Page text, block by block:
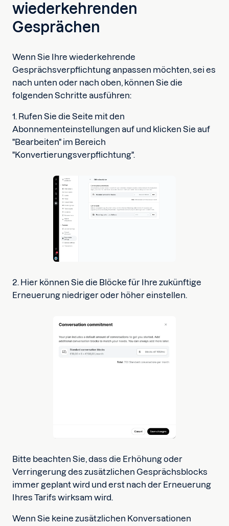
wiederkehrenden
Gesprächen
Wenn Sie Ihre wiederkehrende
Gesprächsverpflichtung anpassen möchten, sei es
nach unten oder nach oben, können Sie die
folgenden Schritte ausführen:
1. Rufen Sie die Seite mit den
Abonnementeinstellungen auf und klicken Sie auf
"Bearbeiten" im Bereich
"Konvertierungsverpflichtung".
2. Hier können Sie die Blöcke für Ihre zukünftige
Erneuerung niedriger oder höher einstellen.
Bitte beachten Sie, dass die Erhöhung oder
Verringerung des zusätzlichen Gesprächsblocks
immer geplant wird und erst nach der Erneuerung
Ihres Tarifs wirksam wird.
Wenn Sie keine zusätzlichen Konversationen